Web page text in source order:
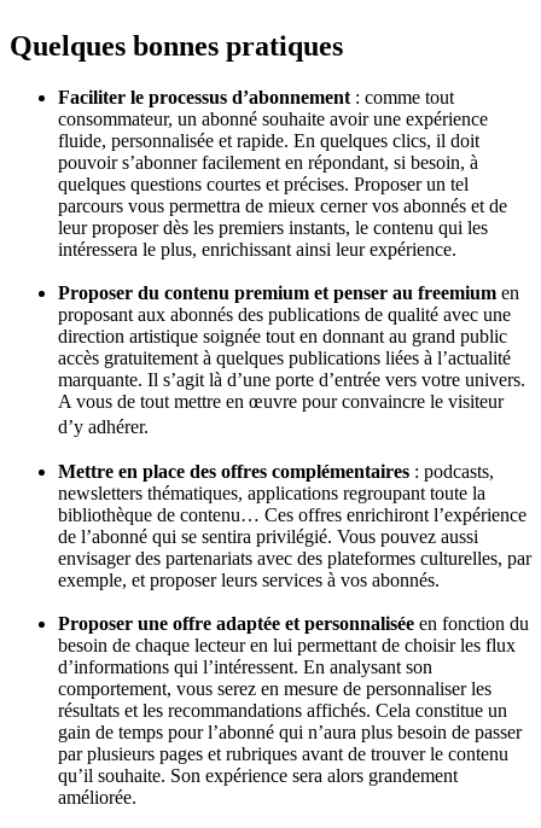
Quelques bonnes pratiques
Faciliter le processus d’abonnement : comme tout
consommateur, un abonné souhaite avoir une expérience
fluide, personnalisée et rapide. En quelques clics, il doit
pouvoir s’abonner facilement en répondant, si besoin, à
quelques questions courtes et précises. Proposer un tel
parcours vous permettra de mieux cerner vos abonnés et de
leur proposer dès les premiers instants, le contenu qui les
intéressera le plus, enrichissant ainsi leur expérience.
Proposer du contenu premium et penser au freemium en
proposant aux abonnés des publications de qualité avec une
direction artistique soignée tout en donnant au grand public
accès gratuitement à quelques publications liées à l’actualité
marquante. Il s’agit là d’une porte d’entrée vers votre univers.
A vous de tout mettre en œuvre pour convaincre le visiteur
d’y adhérer.
Mettre en place des offres complémentaires : podcasts,
newsletters thématiques, applications regroupant toute la
bibliothèque de contenu… Ces offres enrichiront l’expérience
de l’abonné qui se sentira privilégié. Vous pouvez aussi
envisager des partenariats avec des plateformes culturelles, par
exemple, et proposer leurs services à vos abonnés.
Proposer une offre adaptée et personnalisée en fonction du
besoin de chaque lecteur en lui permettant de choisir les flux
d’informations qui l’intéressent. En analysant son
comportement, vous serez en mesure de personnaliser les
résultats et les recommandations affichés. Cela constitue un
gain de temps pour l’abonné qui n’aura plus besoin de passer
par plusieurs pages et rubriques avant de trouver le contenu
qu’il souhaite. Son expérience sera alors grandement
améliorée.